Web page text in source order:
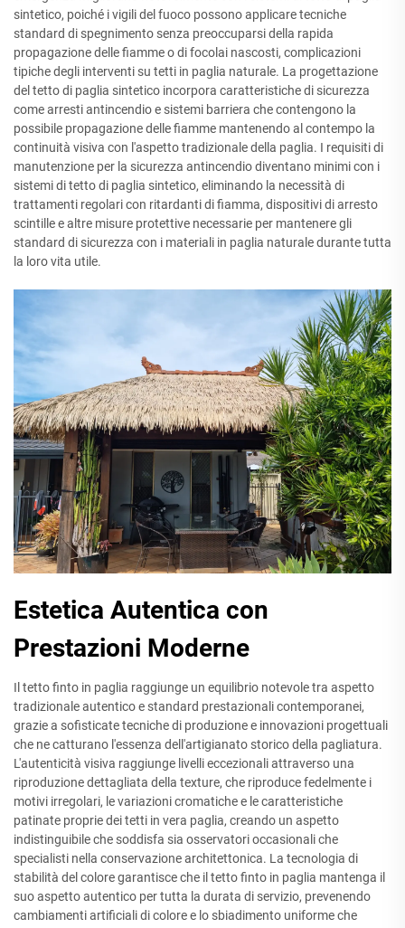
sintetico, poiché i vigili del fuoco possono applicare tecniche
standard di spegnimento senza preoccuparsi della rapida
propagazione delle fiamme o di focolai nascosti, complicazioni
tipiche degli interventi su tetti in paglia naturale. La progettazione
del tetto di paglia sintetico incorpora caratteristiche di sicurezza
come arresti antincendio e sistemi barriera che contengono la
possibile propagazione delle fiamme mantenendo al contempo la
continuità visiva con l'aspetto tradizionale della paglia. I requisiti di
manutenzione per la sicurezza antincendio diventano minimi con i
sistemi di tetto di paglia sintetico, eliminando la necessità di
trattamenti regolari con ritardanti di fiamma, dispositivi di arresto
scintille e altre misure protettive necessarie per mantenere gli
standard di sicurezza con i materiali in paglia naturale durante tutta
la loro vita utile.
Estetica Autentica con
Prestazioni Moderne
Il tetto finto in paglia raggiunge un equilibrio notevole tra aspetto
tradizionale autentico e standard prestazionali contemporanei,
grazie a sofisticate tecniche di produzione e innovazioni progettuali
che ne catturano l'essenza dell'artigianato storico della pagliatura.
L'autenticità visiva raggiunge livelli eccezionali attraverso una
riproduzione dettagliata della texture, che riproduce fedelmente i
motivi irregolari, le variazioni cromatiche e le caratteristiche
patinate proprie dei tetti in vera paglia, creando un aspetto
indistinguibile che soddisfa sia osservatori occasionali che
specialisti nella conservazione architettonica. La tecnologia di
stabilità del colore garantisce che il tetto finto in paglia mantenga il
suo aspetto autentico per tutta la durata di servizio, prevenendo
cambiamenti artificiali di colore e lo sbiadimento uniforme che